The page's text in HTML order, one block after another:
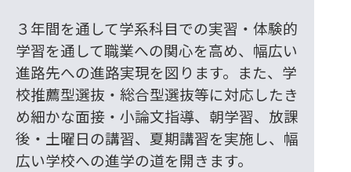
３年間を通して学系科目での実習・体験的
学習を通して職業への関心を高め、幅広い
進路先への進路実現を図ります。また、学
校推薦型選抜・総合型選抜等に対応したき
め細かな面接・小論文指導、朝学習、放課
後・土曜日の講習、夏期講習を実施し、幅
広い学校への進学の道を開きます。